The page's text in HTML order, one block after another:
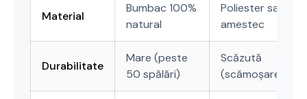
Material
Bumbac 100%
natural
Poliester sau
amestec
Durabilitate
Mare (peste
50 spălări)
Scăzută
(scămoșare